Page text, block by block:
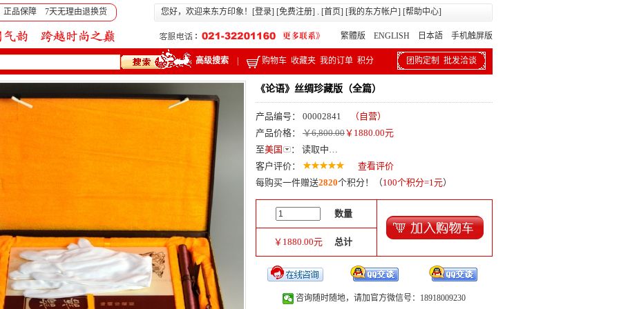
品保障 7天无理由退换货 您好，欢迎来东方印象！[登录] [免费注册] . [首页] [我的东方帐户] [帮助中心]
繁體版 ENGLISH 日本語 手机触屏版
高级搜索 购物车 收藏夹 我的订单 积分 团购定制 批发洽谈
《论语》丝绸珍藏版（全篇）
产品编号： 00002841
（自营）
产品价格： ￥6,800.00￥ 1880.00元
至美国 ： 读取中…
客户评价：
查看评价
每购买一件赠送2820个积分！（100个积分=1元）
数量
￥ 1880.00元 总计
咨询随时随地，请加官方微信号：18918009230